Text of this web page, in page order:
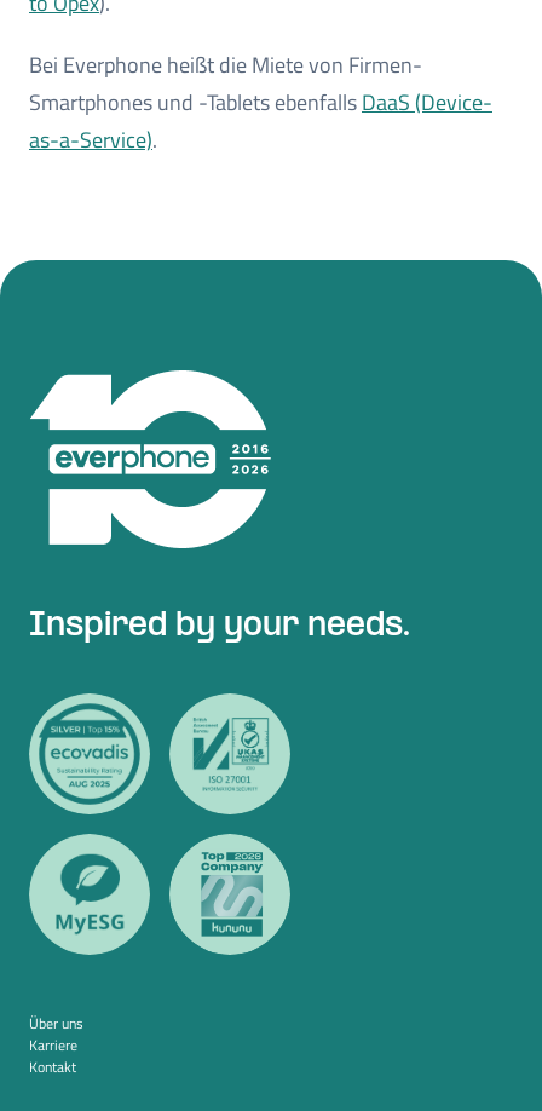
Bei Everphone heißt die Miete von Firmen-
Smartphones und -Tablets ebenfallsDaaS (Device-
as-a-Service).
Inspired by your needs.
Über uns
Karriere
Kontakt